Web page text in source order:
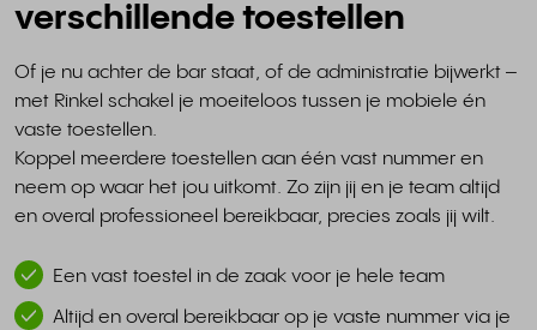
verschillende toestellen
Of je nu achter de bar staat, of de administratie bijwerkt –
met Rinkel schakel je moeiteloos tussen je mobiele én
vaste toestellen.
Koppel meerdere toestellen aan één vast nummer en
neem op waar het jou uitkomt. Zo zijn jij en je team altijd
en overal professioneel bereikbaar, precies zoals jij wilt.
Een vast toestel in de zaak voor je hele team
Altijd en overal bereikbaar op je vaste nummer via je